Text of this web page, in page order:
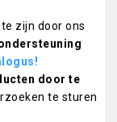
zijn door ons
!
door te
te sturen